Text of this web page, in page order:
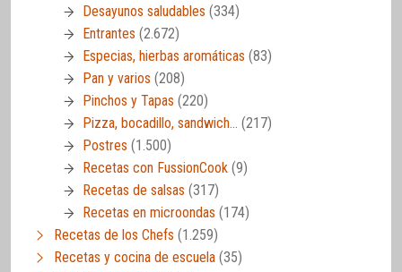
Desayunos saludables (334)
Entrantes (2.672)
Especias, hierbas aromáticas (83)
Pan y varios (208)
Pinchos y Tapas (220)
Pizza, bocadillo, sandwich… (217)
Postres (1.500)
Recetas con FussionCook (9)
Recetas de salsas (317)
Recetas en microondas (174)
Recetas de los Chefs (1.259)
Recetas y cocina de escuela (35)